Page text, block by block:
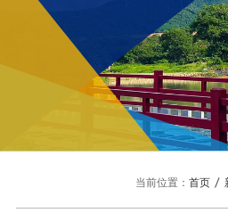
理事长
党委书记、政府督导专员
学校简介
走近理事长
学校机构
社会治理学院
艺术创意与数字设计学院
文学院
新能源与智能网联汽车学院
旅游与大健康学院
新闻中心
传媒视点
USY媒体
USY印象
招生信息
图书馆
当前位置： 首页